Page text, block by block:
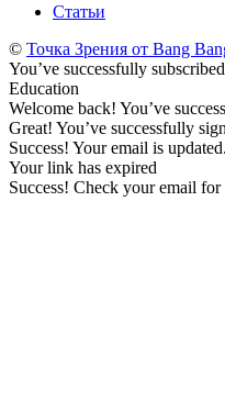
Статьи
© Точка Зрения от Bang
You’ve successfully
Education
Welcome back! You’ve
Great! You’ve successfully
Success! Your email is updated.
Your link has expired
Success! Check your email